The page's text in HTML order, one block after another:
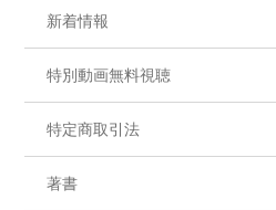
新着情報
特別動画無料視聴
特定商取引法
著書